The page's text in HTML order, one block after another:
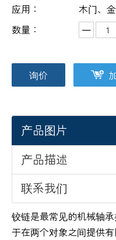
应用：
木门、
数量：
询价
产品图片
产品描述
联系我们
铰链是最常见的机械轴
于在两个对象之间提供